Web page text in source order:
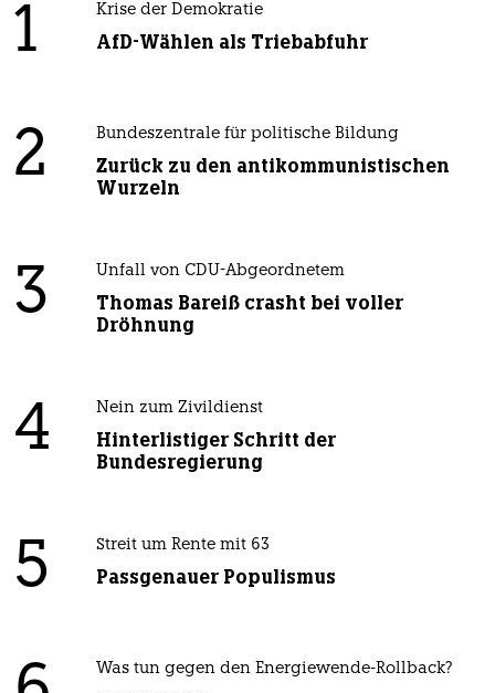
1 Krise der Demokratie
AfD-Wählen als Triebabfuhr
2 Bundeszentrale für politische Bildung
Zurück zu den antikommunistischen
Wurzeln
3 Unfall von CDU-Abgeordnetem
Thomas Bareiß crasht bei voller
Dröhnung
4 Nein zum Zivildienst
Hinterlistiger Schritt der
Bundesregierung
5 Streit um Rente mit 63
Passgenauer Populismus
Was tun gegen den Energiewende-Rollback?